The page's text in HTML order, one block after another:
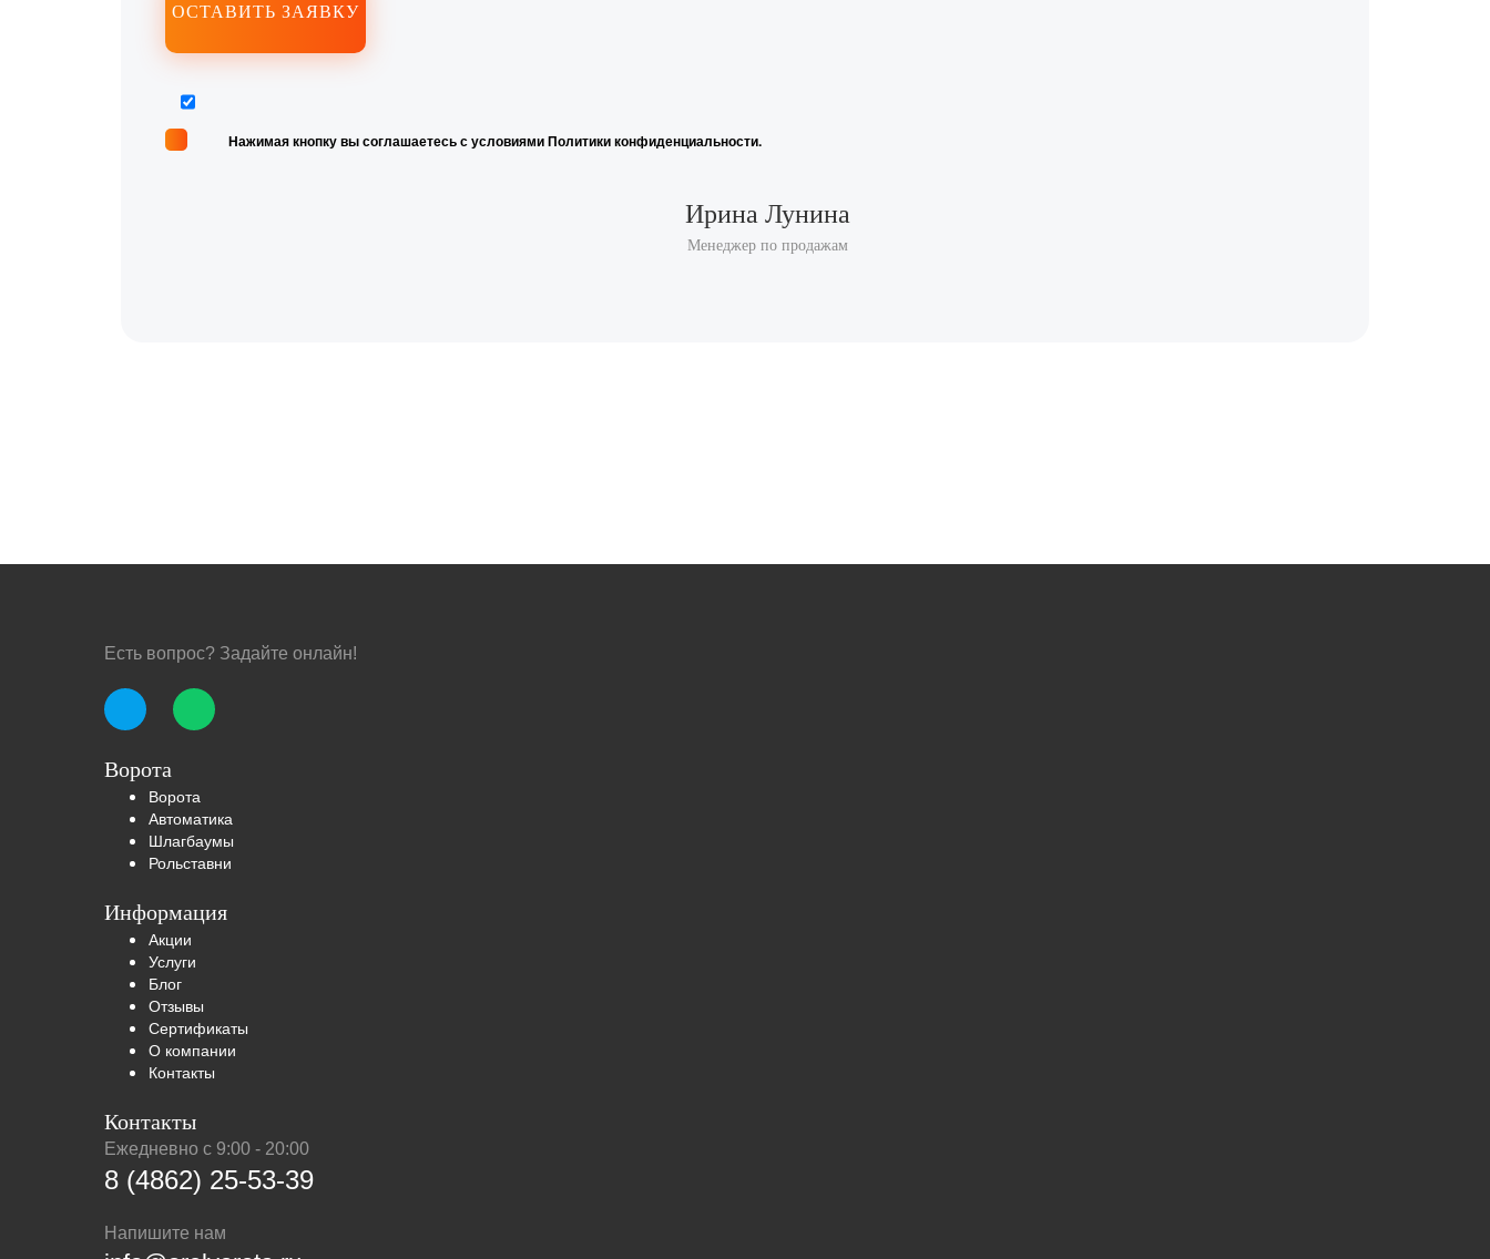
Нажимая кнопку вы соглашаетесь с условиями Политики конфиденциальности.
Ирина Лунина
Менеджер по продажам
Есть вопрос? Задайте онлайн!
Ворота
Ворота
Автоматика
Шлагбаумы
Рольставни
Информация
Акции
Услуги
Блог
Отзывы
Сертификаты
О компании
Контакты
Контакты
Ежедневно с 9:00 - 20:00
8 (4862) 25-53-39
Напишите нам